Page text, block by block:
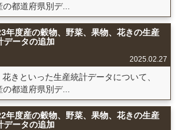
都道府県別デ...
年度産の穀物、野菜、果物、花きの生産
データの追加
2025.02.27
きといった生産統計データについて、
都道府県別デ...
年度産の穀物、野菜、果物、花きの生産
データの追加